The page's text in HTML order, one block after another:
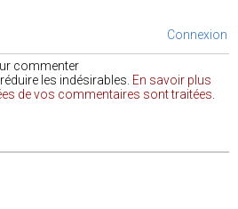
Connexion
commenter
les indésirables. En savoir plus
de vos commentaires sont traitées